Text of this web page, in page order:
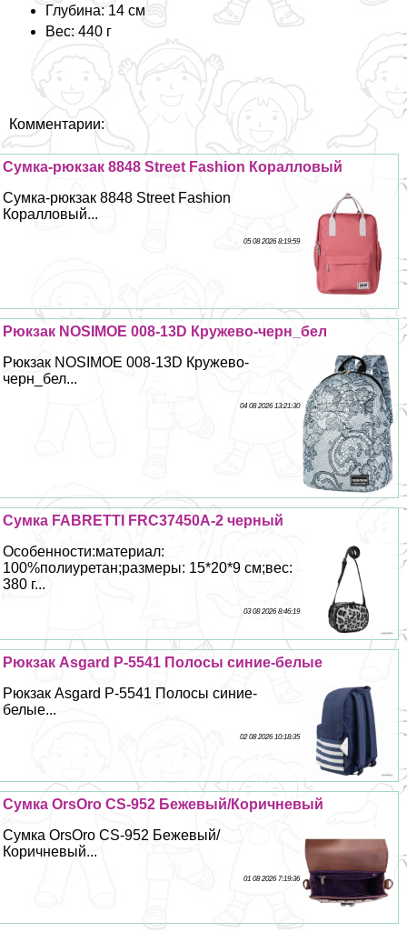
Глубина: 14 см
Вес: 440 г
Комментарии:
Сумка-рюкзак 8848 Street Fashion Коралловый
Сумка-рюкзак 8848 Street Fashion
Коралловый...
05 08 2026 8:19:59
Рюкзак NOSIMOE 008-13D Кружево-черн_бел
Рюкзак NOSIMOE 008-13D Кружево-
черн_бел...
04 08 2026 13:21:30
Сумка FABRETTI FRC37450A-2 черный
Особенности:материал:
100%полиуретан;размеры: 15*20*9 см;вес:
380 г...
03 08 2026 8:46:19
Рюкзак Asgard Р-5541 Полосы синие-белые
Рюкзак Asgard Р-5541 Полосы синие-
белые...
02 08 2026 10:18:35
Сумка OrsOro CS-952 Бежевый/Коричневый
Сумка OrsOro CS-952 Бежевый/
Коричневый...
01 08 2026 7:19:36